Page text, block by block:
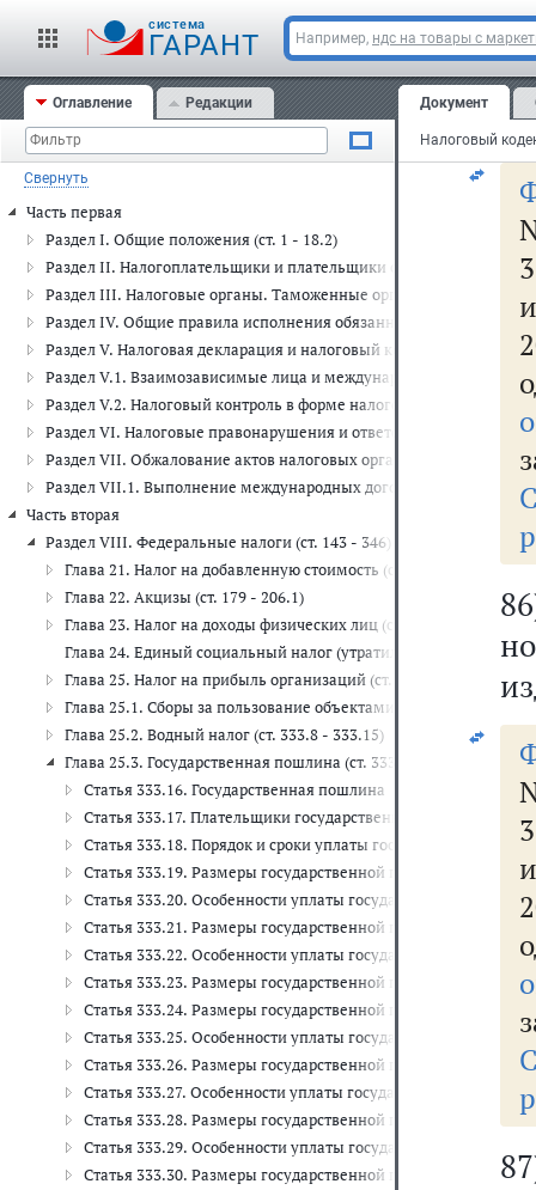
cистема
ГАРАНТ Например, ндс на товары с
Оглавление Редакции
Свернуть
Часть первая
Раздел I. Общие положения (ст. 1 - 18.2)
Раздел II. Налогоплательщики и плательщики сборов,
Раздел III. Налоговые органы. Таможенные органы. Финансовые
Раздел IV. Общие правила исполнения обязанности по уплате
Раздел V. Налоговая декларация и налоговый контроль (ст. 80 -
Раздел V.1. Взаимозависимые лица и международные группы
Раздел V.2. Налоговый контроль в форме налогового мониторинга
Раздел VI. Налоговые правонарушения и ответственность за их
Раздел VII. Обжалование актов налоговых органов и действий
Раздел VII.1. Выполнение международных договоров
Часть вторая
Раздел VIII. Федеральные налоги (ст. 143 - 346)
Глава 21. Налог на добавленную стоимость (ст. 143 - 178)
Глава 22. Акцизы (ст. 179 - 206.1)
Глава 23. Налог на доходы физических лиц (ст. 207 - 233)
Глава 24. Единый социальный налог (утратила силу)
Глава 25. Налог на прибыль организаций (ст. 246 - 333)
Глава 25.1. Сборы за пользование объектами животного мира
Глава 25.2. Водный налог (ст. 333.8 - 333.15)
Глава 25.3. Государственная пошлина (ст. 333.16 - 333.42)
Статья 333.16. Государственная пошлина
Статья 333.17. Плательщики государственной пошлины
Статья 333.18. Порядок и сроки уплаты государственной
Статья 333.19. Размеры государственной пошлины по
Статья 333.20. Особенности уплаты государственной
Статья 333.21. Размеры государственной пошлины по
Статья 333.22. Особенности уплаты государственной
Статья 333.23. Размеры государственной пошлины по
Статья 333.24. Размеры государственной пошлины за
Статья 333.25. Особенности уплаты государственной
Статья 333.26. Размеры государственной пошлины за
Статья 333.27. Особенности уплаты государственной
Статья 333.28. Размеры государственной пошлины за
Статья 333.29. Особенности уплаты государственной
Статья 333.30. Размеры государственной пошлины за
Документ